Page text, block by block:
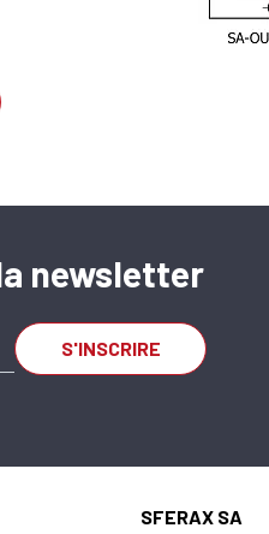
A x 95
newsletter
SFERAX SA